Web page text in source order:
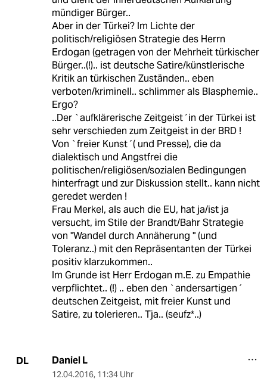
mündiger Bürger..
Aber in der Türkei? Im Lichte der
politisch/religiösen Strategie des Herrn
Erdogan (getragen von der Mehrheit türkischer
Bürger..(!).. ist deutsche Satire/künstlerische
Kritik an türkischen Zuständen.. eben
verboten/kriminell.. schlimmer als Blasphemie..
Ergo?
..Der `aufklärerische Zeitgeist´in der Türkei ist
sehr verschieden zum Zeitgeist in der BRD !
Von `freier Kunst´( und Presse), die da
dialektisch und Angstfrei die
politischen/religiösen/sozialen Bedingungen
hinterfragt und zur Diskussion stellt.. kann nicht
geredet werden !
Frau Merkel, als auch die EU, hat ja/ist ja
versucht, im Stile der Brandt/Bahr Strategie
von "Wandel durch Annäherung " (und
Toleranz..) mit den Repräsentanten der Türkei
positiv klarzukommen..
Im Grunde ist Herr Erdogan m.E. zu Empathie
verpflichtet.. (!) .. eben den `andersartigen´
deutschen Zeitgeist, mit freier Kunst und
Satire, zu tolerieren.. Tja.. (seufz*..)
DL Daniel L
12.04.2016, 11:34 Uhr